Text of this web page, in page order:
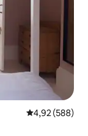
4,92 de uma
4,92 (588)